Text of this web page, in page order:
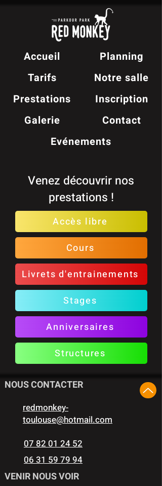
Accueil
Planning
Tarifs
Notre salle
Prestations
Inscription
Galerie
Contact
Evénements
Venez découvrir nos
prestations !
Accès libre
Cours
Livrets d'entrainements
Stages
Anniversaires
Structures
NOUS CONTACTER
redmonkey-
toulouse@hotmail.com
07 82 01 24 52
06 31 59 79 94
VENIR NOUS VOIR